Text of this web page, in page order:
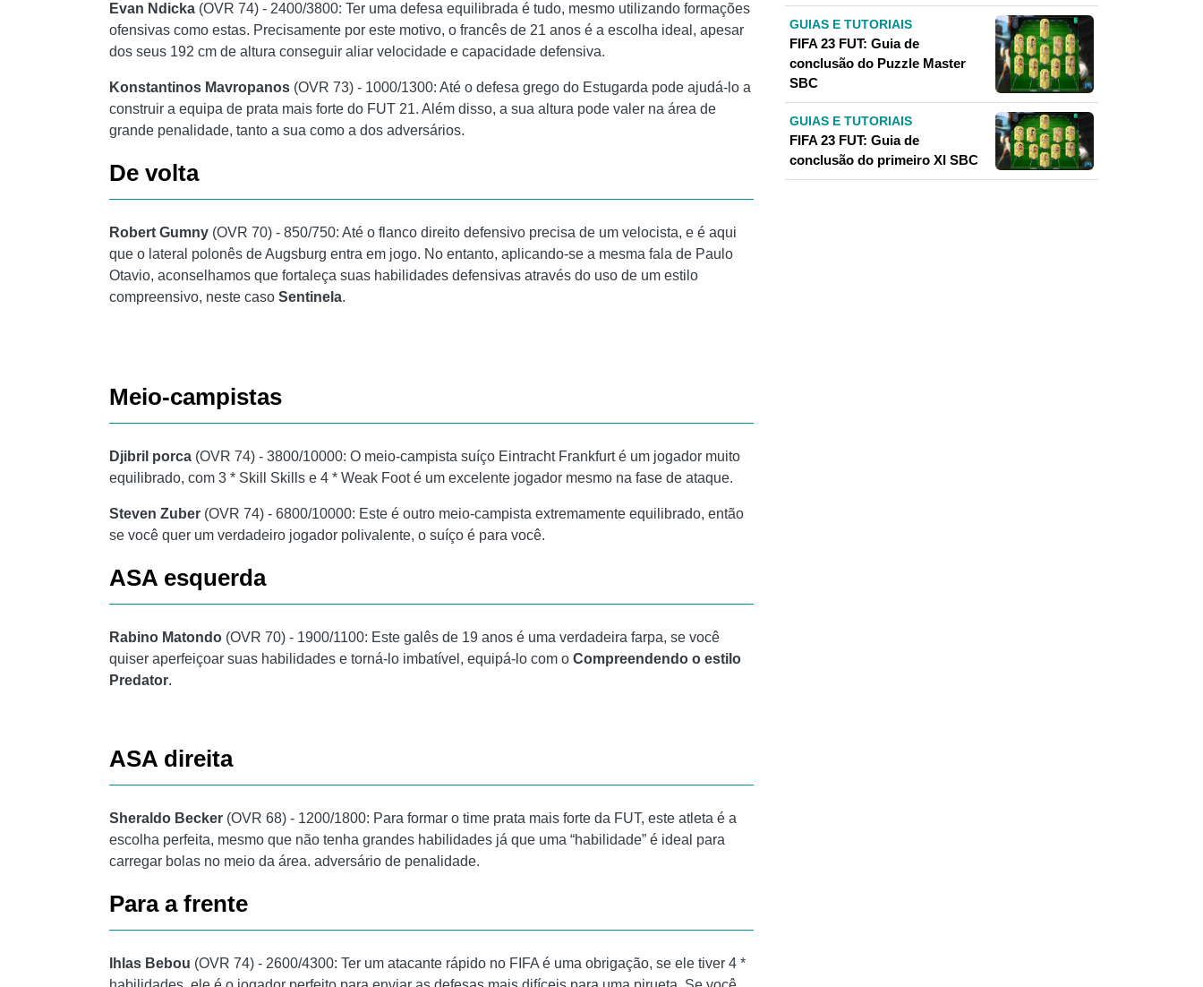
Evan Ndicka (OVR 74) - 2400/3800: Ter uma defesa equilibrada é tudo, mesmo utilizando formações
ofensivas como estas. Precisamente por este motivo, o francês de 21 anos é a escolha ideal, apesar
dos seus 192 cm de altura conseguir aliar velocidade e capacidade defensiva.
Konstantinos Mavropanos (OVR 73) - 1000/1300: Até o defesa grego do Estugarda pode ajudá-lo a
construir a equipa de prata mais forte do FUT 21. Além disso, a sua altura pode valer na área de
grande penalidade, tanto a sua como a dos adversários.
De volta
Robert Gumny (OVR 70) - 850/750: Até o flanco direito defensivo precisa de um velocista, e é aqui
que o lateral polonês de Augsburg entra em jogo. No entanto, aplicando-se a mesma fala de Paulo
Otavio, aconselhamos que fortaleça suas habilidades defensivas através do uso de um estilo
compreensivo, neste caso Sentinela.
Meio-campistas
Djibril porca (OVR 74) - 3800/10000: O meio-campista suíço Eintracht Frankfurt é um jogador muito
equilibrado, com 3 * Skill Skills e 4 * Weak Foot é um excelente jogador mesmo na fase de ataque.
Steven Zuber (OVR 74) - 6800/10000: Este é outro meio-campista extremamente equilibrado, então
se você quer um verdadeiro jogador polivalente, o suíço é para você.
ASA esquerda
Rabino Matondo (OVR 70) - 1900/1100: Este galês de 19 anos é uma verdadeira farpa, se você
quiser aperfeiçoar suas habilidades e torná-lo imbatível, equipá-lo com o Compreendendo o estilo
Predator.
ASA direita
Sheraldo Becker (OVR 68) - 1200/1800: Para formar o time prata mais forte da FUT, este atleta é a
escolha perfeita, mesmo que não tenha grandes habilidades já que uma “habilidade” é ideal para
carregar bolas no meio da área. adversário de penalidade.
Para a frente
Ihlas Bebou (OVR 74) - 2600/4300: Ter um atacante rápido no FIFA é uma obrigação, se ele tiver 4 *
GUIAS E TUTORIAIS
FIFA 23 FUT: Guia de
conclusão do Puzzle Master
SBC
GUIAS E TUTORIAIS
FIFA 23 FUT: Guia de
conclusão do primeiro XI SBC